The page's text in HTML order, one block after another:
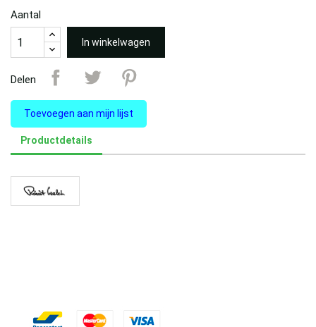
Aantal
In winkelwagen
Delen
Toevoegen aan mijn lijst
Productdetails